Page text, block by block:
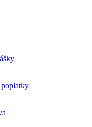
poplatky